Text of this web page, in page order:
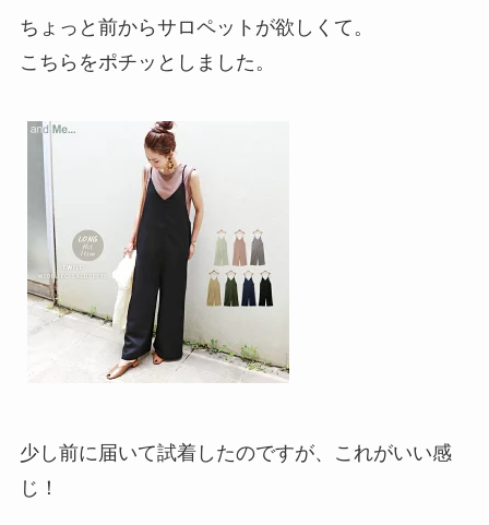
ちょっと前からサロペットが欲しくて。
こちらをポチッとしました。
少し前に届いて試着したのですが、これがいい感
じ！